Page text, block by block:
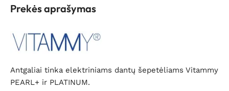
Prekės aprašymas
Antgaliai tinka elektriniams dantų šepetėliams Vitammy
PEARL+ ir PLATINUM.